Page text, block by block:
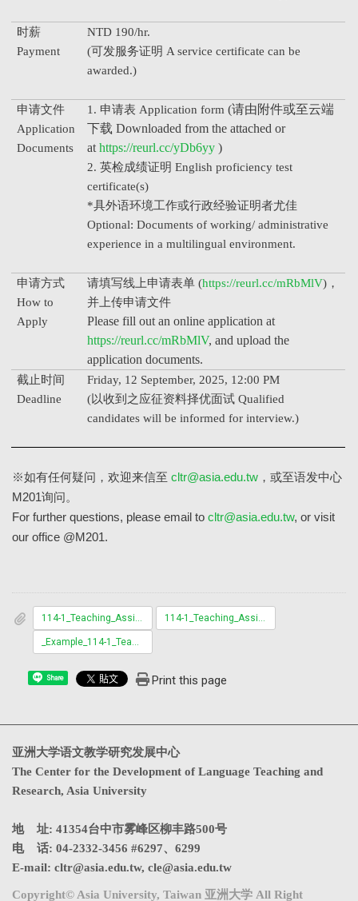
时薪
Payment
NTD 190/hr.
(可发服务证明 A service certificate can be
awarded.)
申请文件
Application
Documents
1. 申请表 Application form (请由附件或至云端
下载 Downloaded from the attached or
at https://reurl.cc/yDb6yy )
2. 英检成绩证明 English proficiency test
certificate(s)
*具外语环境工作或行政经验证明者尤佳
Optional: Documents of working/ administrative
experience in a multilingual environment.
申请方式
How to
Apply
请填写线上申请表单 (https://reurl.cc/mRbMlV)，
并上传申请文件
Please fill out an online application at
https://reurl.cc/mRbMlV, and upload the
application documents.
截止时间
Deadline
Friday, 12 September, 2025, 12:00 PM
(以收到之应征资料择优面试 Qualified
candidates will be informed for interview.)
※如有任何疑问，欢迎来信至 cltr@asia.edu.tw ，或至语发中心
M201询问。
For further questions, please email to cltr@asia.edu.tw, or visit
our office @M201.
Share Print this page
亚洲大学语文教学研究发展中心
The Center for the Development of Language Teaching and
Research, Asia University
地 址: 41354台中市雾峰区柳丰路500号
电 话: 04-2332-3456 #6297、6299
E-mail: cltr@asia.edu.tw, cle@asia.edu.tw
Copyright© Asia University, Taiwan 亚洲大学 All Right